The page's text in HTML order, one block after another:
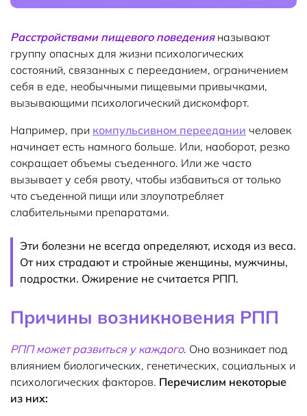
Расстройствами пищевого поведенияназывают
группу опасных для жизни психологических
состояний, связанных с перееданием, ограничением
себя в еде, необычными пищевыми привычками,
вызывающими психологический дискомфорт.
Например, при компульсивном переедании человек
начинает есть намного больше. Или, наоборот, резко
сокращает объемы съеденного. Или же часто
вызывает у себя рвоту, чтобы избавиться от только
что съеденной пищи или злоупотребляет
слабительными препаратами.
Эти болезни не всегда определяют, исходя из веса.
От них страдают и стройные женщины, мужчины,
подростки. Ожирение не считается РПП.
Причины возникновения РПП
РПП может развиться у каждого. Оно возникает под
влиянием биологических, генетических, социальных и
психологических факторов. Перечислим некоторые
из них: